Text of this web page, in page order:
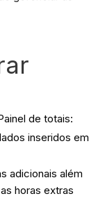
de totais:
inseridos em
adicionais além
horas extras